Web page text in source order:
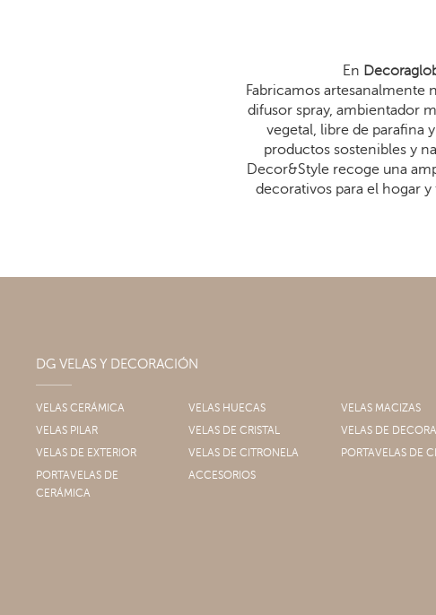
En
Fabricamos artesanalmente
difusor spray, ambientador
vegetal, libre de parafina
productos sostenibles y
Decor&Style recoge una
decorativos para el hogar
DG VELAS Y DECORACIÓN
VELAS CERÁMICA VELAS HUECAS
VELAS MACIZAS
VELAS PILAR
VELAS DE CRISTAL
VELAS DE
VELAS DE EXTERIOR
VELAS DE CITRONELA
PORTAVELAS DE
PORTAVELAS DE
CERÁMICA
ACCESORIOS